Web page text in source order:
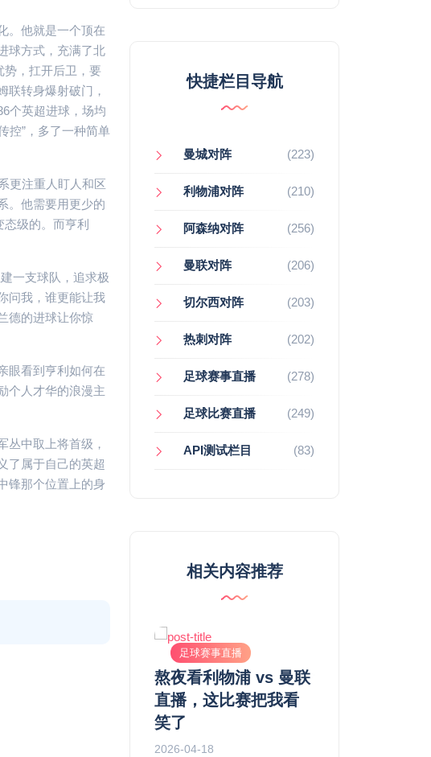
。他就是一个顶在
球方式，充满了北
，扛开后卫，要
联转身爆射破门，
个英超进球，场均
控”，多了一种简单
更注重人盯人和区
。他需要用更少的
级的。而亨利
一支球队，追求极
问我，谁更能让我
德的进球让你惊
眼看到亨利如何在
个人才华的浪漫主
丛中取上将首级，
了属于自己的英超
锋那个位置上的身
快捷栏目导航
曼城对阵 (223)
利物浦对阵 (210)
阿森纳对阵 (256)
曼联对阵 (206)
切尔西对阵 (203)
热刺对阵 (202)
足球赛事直播 (278)
足球比赛直播 (249)
API测试栏目 (83)
相关内容推荐
足球赛事直播
熬夜看利物浦 vs 曼联
直播，这比赛把我看
笑了
2026-04-18